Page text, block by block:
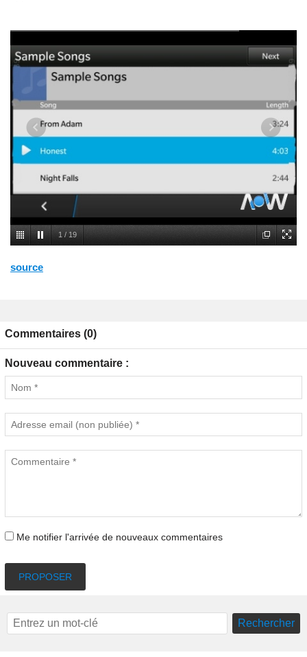
1 / 19
source
Commentaires (0)
Nouveau commentaire :
Me notifier l'arrivée de nouveaux commentaires
PROPOSER
Rechercher